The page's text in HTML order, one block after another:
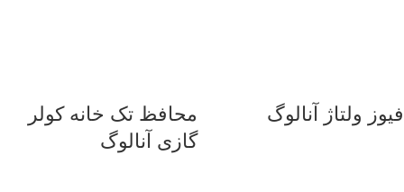
فیوز ولتاژ آنالوگ
محافظ تک خانه کولر
گازی آنالوگ